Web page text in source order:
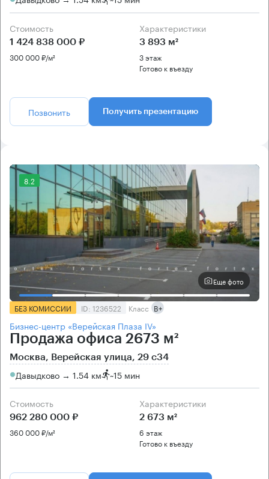
Стоимость
1 424 838 000 ₽
300 000 ₽/м²
Характеристики
3 893 м²
3 этаж
Готово к въезду
Позвонить Получить презентацию
8.2
Еще фото
БЕЗ КОМИССИИ ID: 1236522 Класс B+
Бизнес-центр «Верейская Плаза IV»
Продажа офиса 2673 м²
Москва, Верейская улица, 29 с34
Давыдково → 1.54 км ~15 мин
Стоимость
962 280 000 ₽
360 000 ₽/м²
Характеристики
2 673 м²
6 этаж
Готово к въезду